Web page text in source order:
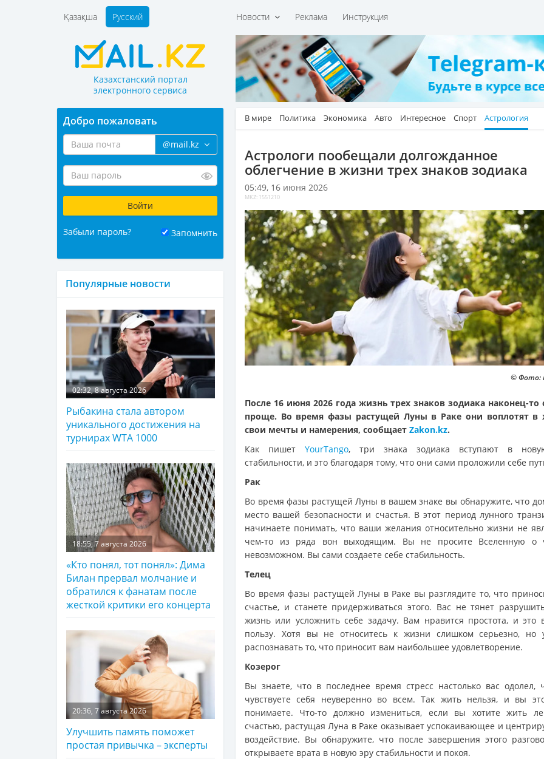
Новости Реклама Инструкция
Қазақша Русский
Казахстанский портал
электронного сервиса
В мире Политика Экономика Авто Интересное Спорт Астрология
Астрологи пообещали долгожданное
облегчение в жизни трех знаков зодиака
05:49, 16 июня 2026
MKZ: 1551210
© Фото:
После 16 июня 2026 года жизнь трех знаков зодиака наконец-то
проще. Во время фазы растущей Луны в Раке они воплотят в
свои мечты и намерения, сообщает Zakon.kz.
Как пишет YourTango, три знака зодиака вступают в
стабильности, и это благодаря тому, что они сами проложили себе
Рак
Во время фазы растущей Луны в вашем знаке вы обнаружите, что
место вашей безопасности и счастья. В этот период лунного
начинаете понимать, что ваши желания относительно жизни не
чем-то из ряда вон выходящим. Вы не просите Вселенную о
невозможном. Вы сами создаете себе стабильность.
Телец
Во время фазы растущей Луны в Раке вы разглядите то, что
счастье, и станете придерживаться этого. Вас не тянет
жизнь или усложнить себе задачу. Вам нравится простота, и это
пользу. Хотя вы не относитесь к жизни слишком серьезно, но
распознавать то, что приносит вам наибольшее удовлетворение.
Козерог
Вы знаете, что в последнее время стресс настолько вас одолел,
чувствуете себя неуверенно во всем. Так жить нельзя, и вы
понимаете. Что-то должно измениться, если вы хотите жить
счастью, растущая Луна в Раке оказывает успокаивающее и
воздействие. Вы обнаружите, что после завершения этого
открываете врата в новую эру стабильности и покоя.
Добро пожаловать
@mail.kz
Забыли пароль? Запомнить
Популярные новости
02:32, 8 августа 2026
Рыбакина стала автором
уникального достижения на
турнирах WTA 1000
18:55, 7 августа 2026
«Кто понял, тот понял»: Дима
Билан прервал молчание и
обратился к фанатам после
жесткой критики его концерта
20:36, 7 августа 2026
Улучшить память поможет
простая привычка – эксперты